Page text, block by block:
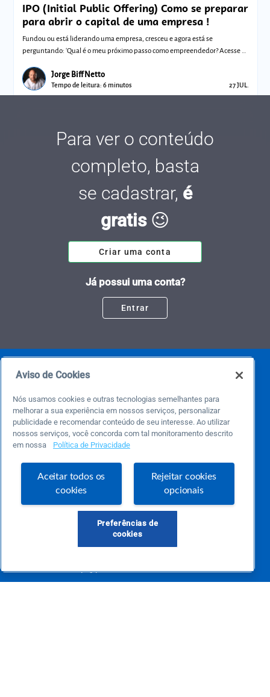
IPO (Initial Public Offering) Como se preparar
para abrir o capital de uma empresa !
Fundou ou está liderando uma empresa, cresceu e agora está se
perguntando: 'Qual é o meu próximo passo como empreendedor? Acesse e
Jorge Biff Netto
Tempo de leitura: 6 minutos 27 JUL.
Para ver o conteúdo
completo, basta
se cadastrar, é
gratis😉
Criar uma conta
Já possui uma conta?
Entrar
Este é um blog colaborativo.
Uma das maiores Comunidades de Empreendedorismo do Brasil, a Comunidade
Sebrae foi criada para entregar conteúdos em diversos formatos, inovadores,
pertinentes e temas específicos que se conecte com a realidade da sua empresa.
E claro, conte sempre com o Sebrae/PR, em todos os momentos de sua vida
Aviso de Cookies
Nós usamos cookies e outras tecnologias semelhantes para
melhorar a sua experiência em nossos serviços, personalizar
publicidade e recomendar conteúdo de seu interesse. Ao utilizar
nossos serviços, você concorda com tal monitoramento descrito
em nossa
Política de Privacidade
Aceitar todos os
cookies
Rejeitar cookies
opcionais
Preferências de
cookies